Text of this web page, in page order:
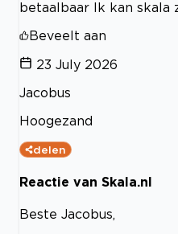
betaalbaar Ik kan skala
Beveelt aan
23 July 2026
Jacobus
Hoogezand
delen
Reactie van Skala.nl
Beste Jacobus,